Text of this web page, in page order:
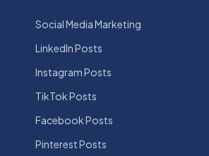
Social Media Marketing
LinkedIn Posts
Instagram Posts
TikTok Posts
Facebook Posts
Pinterest Posts